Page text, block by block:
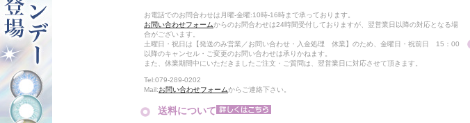
お電話でのお問合わせは月曜-金曜:10時-16時まで承っております。
お問い合わせフォームからのお問合わせは24時間受付しておりますが、翌営業日以降の対応となる場
合がございます。
土曜日・祝日は【発送のみ営業／お問い合わせ・入金処理 休業】のため、金曜日・祝前日 15：00
以降のキャンセル・ご変更のお問い合わせは承りかねます。
また、休業期間中にいただきましたご注文・ご質問は、翌営業日に対応させて頂きます。
Tel:079-289-0202
Mail:お問い合わせフォームからご連絡下さい。
送料について